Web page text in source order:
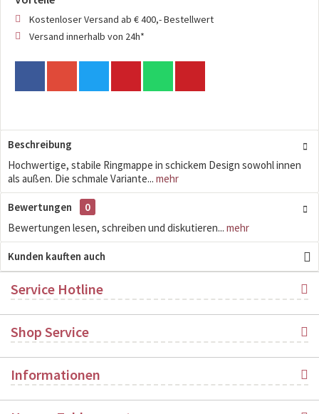
Kostenloser Versand ab € 400,- Bestellwert
Versand innerhalb von 24h*
Beschreibung
Hochwertige, stabile Ringmappe in schickem Design sowohl innen
als außen. Die schmale Variante... mehr
Bewertungen
0
Bewertungen lesen, schreiben und diskutieren... mehr
Kunden kauften auch
Service Hotline
Shop Service
Informationen